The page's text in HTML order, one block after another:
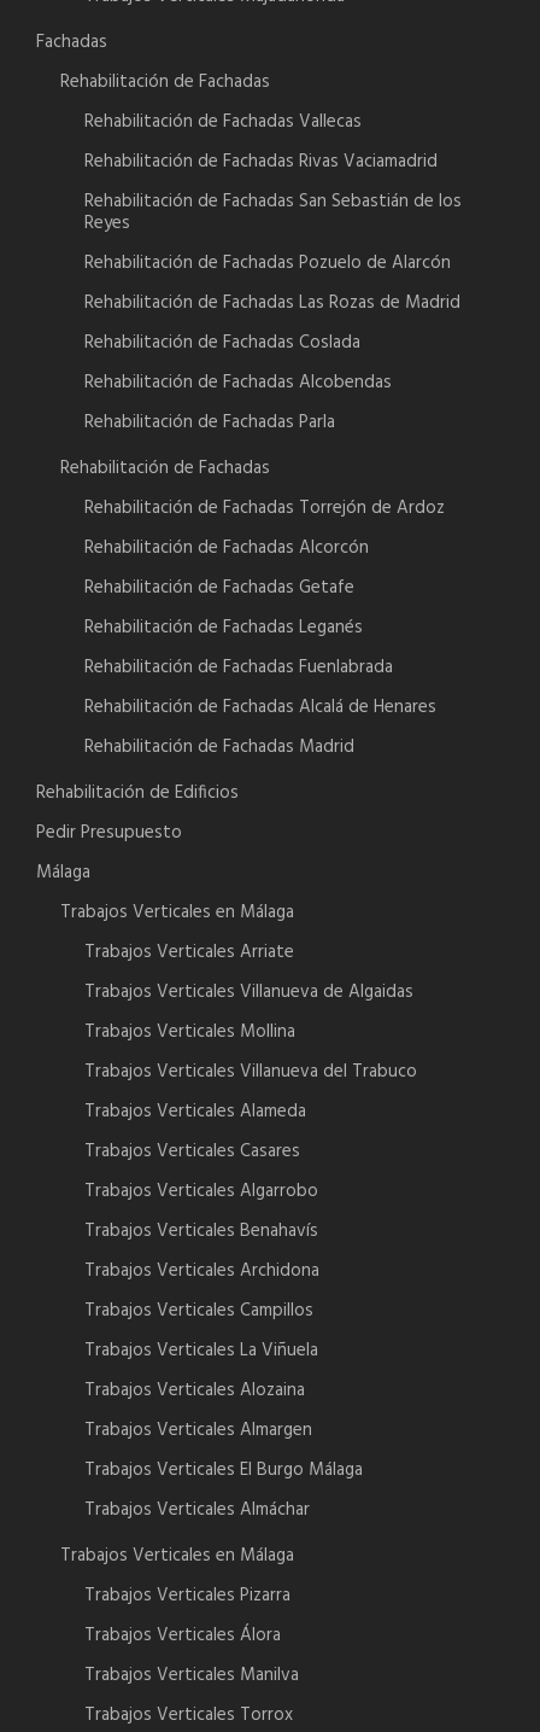
Fachadas
Rehabilitación de Fachadas
Rehabilitación de Fachadas Vallecas
Rehabilitación de Fachadas Rivas Vaciamadrid
Rehabilitación de Fachadas San Sebastián de los
Reyes
Rehabilitación de Fachadas Pozuelo de Alarcón
Rehabilitación de Fachadas Las Rozas de Madrid
Rehabilitación de Fachadas Coslada
Rehabilitación de Fachadas Alcobendas
Rehabilitación de Fachadas Parla
Rehabilitación de Fachadas
Rehabilitación de Fachadas Torrejón de Ardoz
Rehabilitación de Fachadas Alcorcón
Rehabilitación de Fachadas Getafe
Rehabilitación de Fachadas Leganés
Rehabilitación de Fachadas Fuenlabrada
Rehabilitación de Fachadas Alcalá de Henares
Rehabilitación de Fachadas Madrid
Rehabilitación de Edificios
Pedir Presupuesto
Málaga
Trabajos Verticales en Málaga
Trabajos Verticales Arriate
Trabajos Verticales Villanueva de Algaidas
Trabajos Verticales Mollina
Trabajos Verticales Villanueva del Trabuco
Trabajos Verticales Alameda
Trabajos Verticales Casares
Trabajos Verticales Algarrobo
Trabajos Verticales Benahavís
Trabajos Verticales Archidona
Trabajos Verticales Campillos
Trabajos Verticales La Viñuela
Trabajos Verticales Alozaina
Trabajos Verticales Almargen
Trabajos Verticales El Burgo Málaga
Trabajos Verticales Almáchar
Trabajos Verticales en Málaga
Trabajos Verticales Pizarra
Trabajos Verticales Álora
Trabajos Verticales Manilva
Trabajos Verticales Torrox